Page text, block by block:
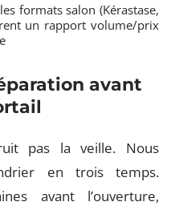
formats salon (Kérastase,
un rapport volume/prix
avant
pas la veille. Nous
en trois temps.
avant l’ouverture,